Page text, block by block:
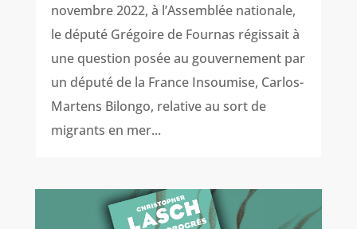
novembre 2022, à l’Assemblée nationale,
le député Grégoire de Fournas régissait à
une question posée au gouvernement par
un député de la France Insoumise, Carlos-
Martens Bilongo, relative au sort de
migrants en mer...